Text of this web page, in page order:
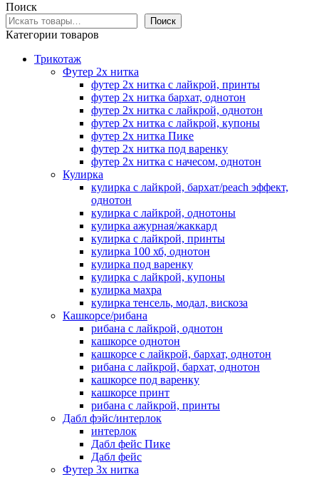
Поиск
Поиск
Категории товаров
Трикотаж
Футер 2х нитка
футер 2х нитка с лайкрой, принты
футер 2х нитка бархат, однотон
футер 2х нитка с лайкрой, однотон
футер 2х нитка с лайкрой, купоны
футер 2х нитка Пике
футер 2х нитка под варенку
футер 2х нитка с начесом, однотон
Кулирка
кулирка с лайкрой, бархат/peach эффект,
однотон
кулирка с лайкрой, однотоны
кулирка ажурная/жаккард
кулирка с лайкрой, принты
кулирка 100 хб, однотон
кулирка под варенку
кулирка с лайкрой, купоны
кулирка махра
кулирка тенсель, модал, вискоза
Кашкорсе/рибана
рибана с лайкрой, однотон
кашкорсе однотон
кашкорсе с лайкрой, бархат, однотон
рибана с лайкрой, бархат, однотон
кашкорсе под варенку
кашкорсе принт
рибана с лайкрой, принты
Дабл фэйс/интерлок
интерлок
Дабл фейс Пике
Дабл фейс
Футер 3х нитка